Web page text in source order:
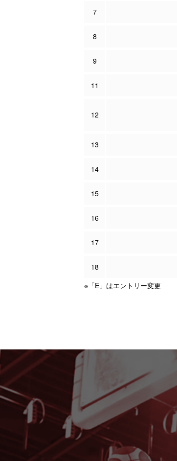
7
8
9
11
12
13
14
15
16
17
18
※「E」はエントリー変更